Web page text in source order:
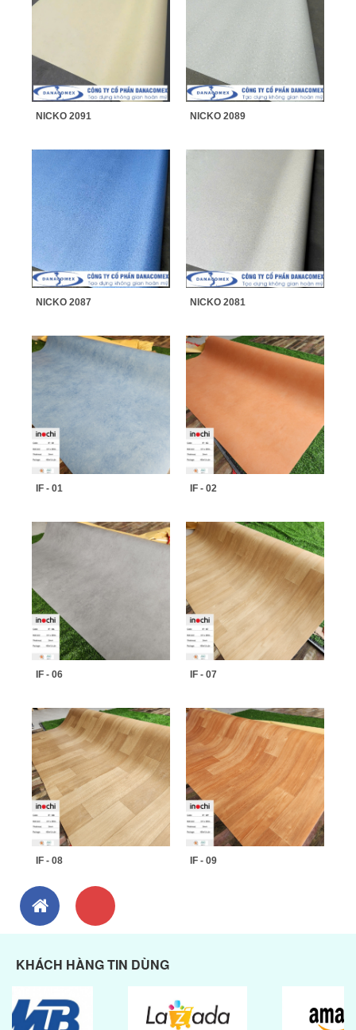
NICKO 2091 NICKO 2089
NICKO 2087 NICKO 2081
IF - 01 IF - 02
IF - 06 IF - 07
IF - 08 IF - 09
KHÁCH HÀNG TIN DÙNG